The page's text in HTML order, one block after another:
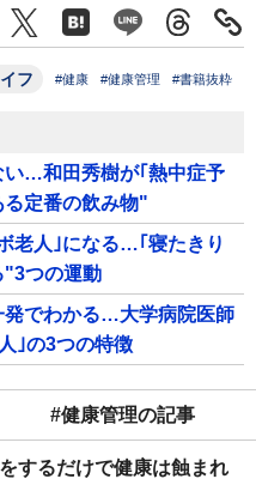
フ #健康 #健康管理 #書籍抜粋
い…和田秀樹が｢熱中症予
る定番の飲み物"
老人｣になる…｢寝たきり
"3つの運動
発でわかる…大学病院医師
｣の3つの特徴
#健康管理の記事
するだけで健康は蝕まれ